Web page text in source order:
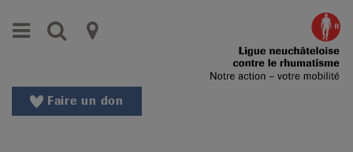
vers
au
Aller
Faire un don
Menu Recherche
Ligues
contre
le